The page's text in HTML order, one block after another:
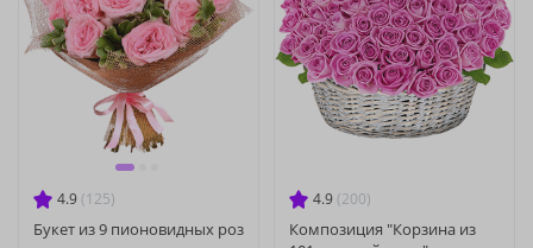
4.9 (125)
Букет из 9 пионовидных роз
4.9 (200)
Композиция "Корзина из